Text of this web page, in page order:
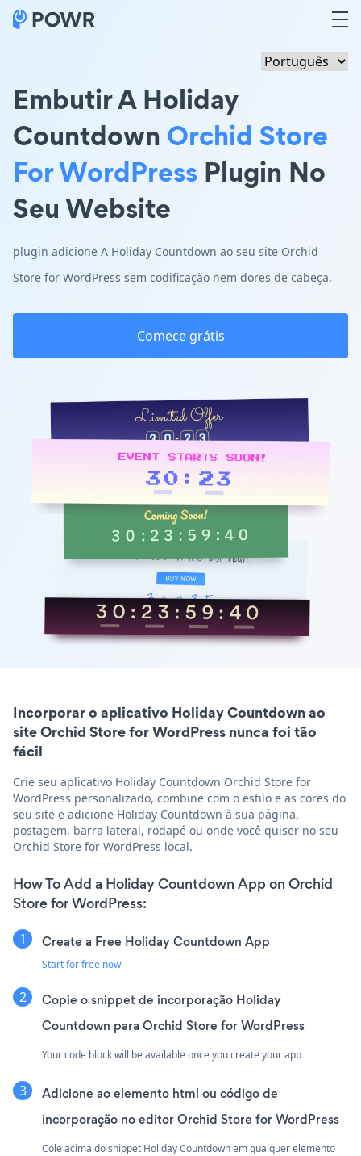
Embutir A Holiday
Countdown Orchid Store
For WordPress Plugin No
Seu Website
plugin adicione A Holiday Countdown ao seu site Orchid
Store for WordPress sem codificação nem dores de cabeça.
Comece grátis
Incorporar o aplicativo Holiday Countdown ao
site Orchid Store for WordPress nunca foi tão
fácil
Crie seu aplicativo Holiday Countdown Orchid Store for
WordPress personalizado, combine com o estilo e as cores do
seu site e adicione Holiday Countdown à sua página,
postagem, barra lateral, rodapé ou onde você quiser no seu
Orchid Store for WordPress local.
How To Add a Holiday Countdown App on Orchid
Store for WordPress:
Create a Free Holiday Countdown App
Start for free now
Copie o snippet de incorporação Holiday
Countdown para Orchid Store for WordPress
Your code block will be available once you create your app
Adicione ao elemento html ou código de
incorporação no editor Orchid Store for WordPress
Cole acima do snippet Holiday Countdown em qualquer elemento